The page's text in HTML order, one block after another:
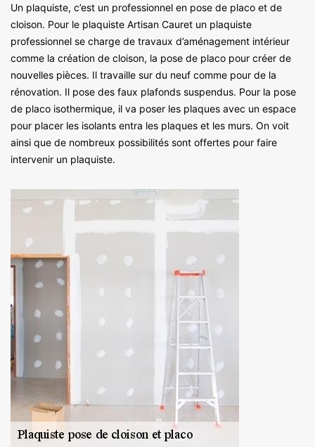
Un plaquiste, c’est un professionnel en pose de placo et de
cloison. Pour le plaquiste Artisan Cauret un plaquiste
professionnel se charge de travaux d’aménagement intérieur
comme la création de cloison, la pose de placo pour créer de
nouvelles pièces. Il travaille sur du neuf comme pour de la
rénovation. Il pose des faux plafonds suspendus. Pour la pose
de placo isothermique, il va poser les plaques avec un espace
pour placer les isolants entra les plaques et les murs. On voit
ainsi que de nombreux possibilités sont offertes pour faire
intervenir un plaquiste.